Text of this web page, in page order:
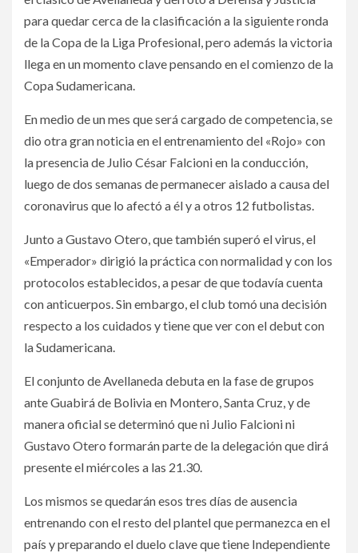
para quedar cerca de la clasificación a la siguiente ronda
de la Copa de la Liga Profesional, pero además la victoria
llega en un momento clave pensando en el comienzo de la
Copa Sudamericana.
En medio de un mes que será cargado de competencia, se
dio otra gran noticia en el entrenamiento del «Rojo» con
la presencia de Julio César Falcioni en la conducción,
luego de dos semanas de permanecer aislado a causa del
coronavirus que lo afectó a él y a otros 12 futbolistas.
Junto a Gustavo Otero, que también superó el virus, el
«Emperador» dirigió la práctica con normalidad y con los
protocolos establecidos, a pesar de que todavía cuenta
con anticuerpos. Sin embargo, el club tomó una decisión
respecto a los cuidados y tiene que ver con el debut con
la Sudamericana.
El conjunto de Avellaneda debuta en la fase de grupos
ante Guabirá de Bolivia en Montero, Santa Cruz, y de
manera oficial se determinó que ni Julio Falcioni ni
Gustavo Otero formarán parte de la delegación que dirá
presente el miércoles a las 21.30.
Los mismos se quedarán esos tres días de ausencia
entrenando con el resto del plantel que permanezca en el
país y preparando el duelo clave que tiene Independiente